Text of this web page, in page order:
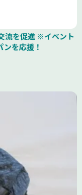
流を促進 ※イベント
を応援！